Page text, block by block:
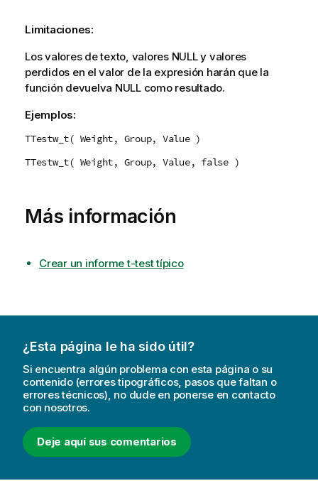
Limitaciones:
Los valores de texto, valores NULLy valores
perdidos en el valor de la expresión harán que la
función devuelva NULLcomo resultado.
Ejemplos:
TTestw_t( Weight, Group, Value )
TTestw_t( Weight, Group, Value, false )
Más información
Crear un informe t-test típico
¿Esta página le ha sido útil?
Si encuentra algún problema con esta página o su
contenido (errores tipográficos, pasos que faltan o
errores técnicos), no dude en ponerse en contacto
con nosotros.
Deje aquí sus comentarios